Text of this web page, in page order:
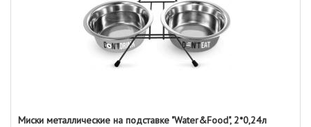
Миски металлические на подставке "Water&Food", 2*0,24л